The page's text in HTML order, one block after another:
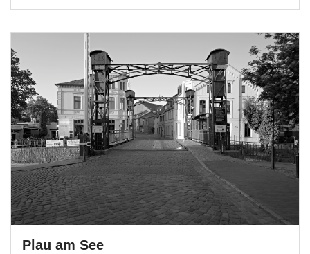
Plau am See